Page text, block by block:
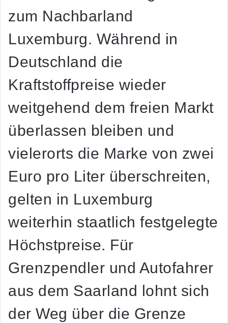
zum Nachbarland
Luxemburg. Während in
Deutschland die
Kraftstoffpreise wieder
weitgehend dem freien Markt
überlassen bleiben und
vielerorts die Marke von zwei
Euro pro Liter überschreiten,
gelten in Luxemburg
weiterhin staatlich festgelegte
Höchstpreise. Für
Grenzpendler und Autofahrer
aus dem Saarland lohnt sich
der Weg über die Grenze